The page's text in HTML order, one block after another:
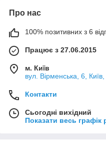
Про нас
100% позитивних з 6
Працює з 27.06.2015
м. Київ
вул. Вірменська, 6, Київ,
Контакти
Сьогодні вихідний
Показати весь графік